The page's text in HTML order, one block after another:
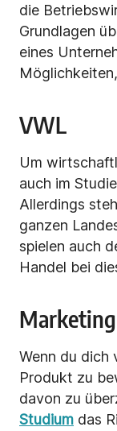
die
Grundlagen
eines
VWL
Um
auch im
Allerdings
ganzen
spielen auch
Handel bei
Marketing
Wenn du dich
Produkt zu
davon zu
Studium das